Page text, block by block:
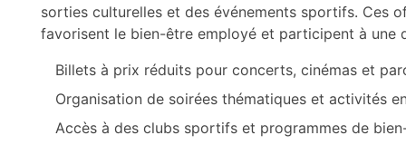
sorties culturelles et des événements sportifs. Ces
favorisent le bien-être employé et participent à une
Billets à prix réduits pour concerts, cinémas et
Organisation de soirées thématiques et activités
Accès à des clubs sportifs et programmes de